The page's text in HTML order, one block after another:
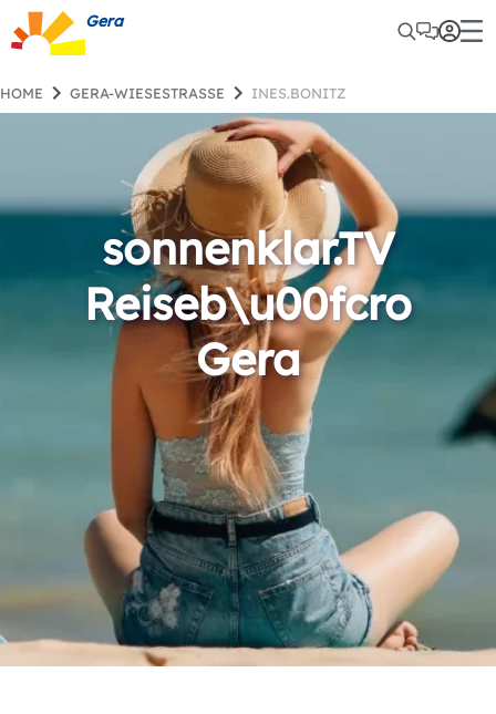
Gera
HOME GERA-WIESESTRASSE INES.BONITZ
sonnenklar.TV
Reiseb\u00fcro
Gera